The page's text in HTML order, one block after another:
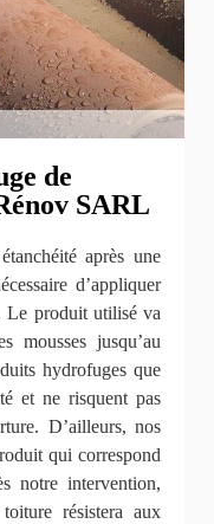
de
SARL
après une
d’appliquer
Le produit utilisé va
mousses jusqu’au
hydrofuges que
et ne risquent pas
D’ailleurs, nos
qui correspond
notre intervention,
résistera aux